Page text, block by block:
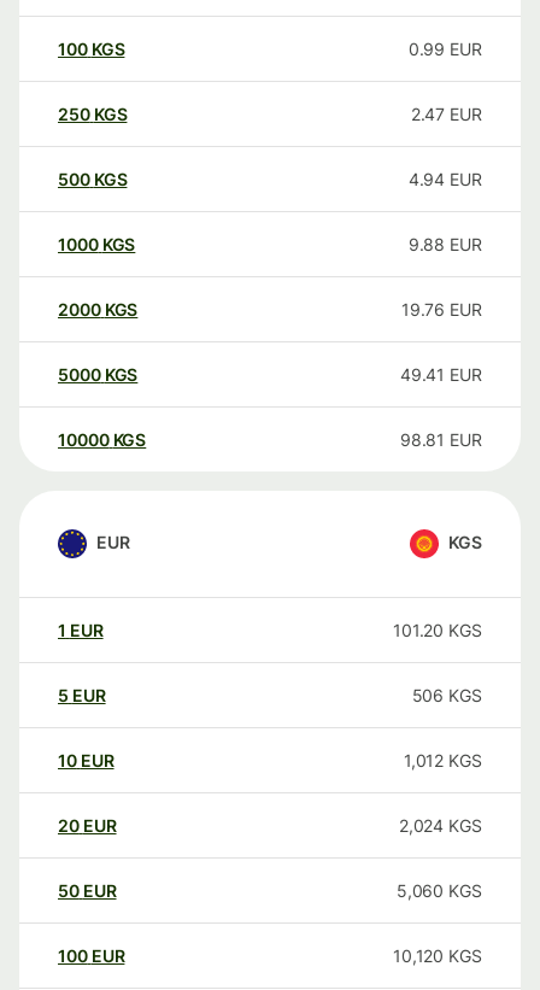
100 KGS 0.99 EUR
250 KGS 2.47 EUR
500 KGS 4.94 EUR
1000 KGS 9.88 EUR
2000 KGS 19.76 EUR
5000 KGS 49.41 EUR
10000 KGS 98.81 EUR
EUR KGS
1 EUR 101.20 KGS
5 EUR 506 KGS
10 EUR 1,012 KGS
20 EUR 2,024 KGS
50 EUR 5,060 KGS
100 EUR 10,120 KGS